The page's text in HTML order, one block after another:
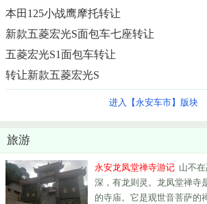
本田125小战鹰摩托转让
新款五菱宏光S面包车七座转让
五菱宏光S1面包车转让
转让新款五菱宏光S
进入【永安车市】版块
旅游
永安龙凤堂禅寺游记 山不
深，有龙则灵。龙凤堂禅寺
的寺庙。它是观世音菩萨的